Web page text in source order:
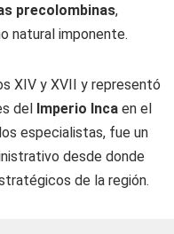
precolombinas,
natural imponente.
XIV y XVII y representó
del Imperio Inca en el
especialistas, fue un
desde donde
de la región.